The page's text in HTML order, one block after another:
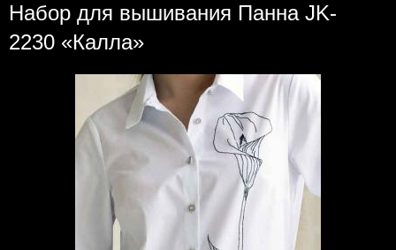
Набор для вышивания Панна JK-
2230 «Калла»